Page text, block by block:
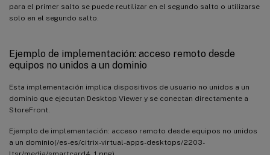
para el primer salto se puede reutilizar en el segundo salto o utilizarse
solo en el segundo salto.
Ejemplo de implementación: acceso remoto desde
equipos no unidos a un dominio
Esta implementación implica dispositivos de usuario no unidos a un
dominio que ejecutan Desktop Viewer y se conectan directamente a
StoreFront.
Ejemplo de implementación: acceso remoto desde equipos no unidos
a un dominio(/es-es/citrix-virtual-apps-desktops/2203-